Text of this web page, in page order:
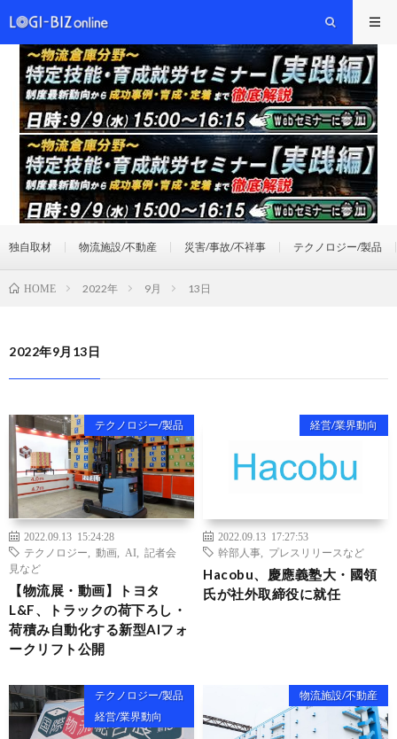
独自取材 物流施設/不動産 災害/事故/不祥事 テクノロジー/製品
HOME 2022年 9月 13日
2022年9月13日
テクノロジー/製品
2022.09.13 15:24:28
テクノロジー
動画 AI
記者会
見など
【物流展・動画】トヨタ
L&F、トラックの荷下ろし・
荷積み自動化する新型AIフォ
ークリフト公開
経営/業界動向
2022.09.13 17:27:53
幹部人事
プレスリリースなど
Hacobu、慶應義塾大・國領
氏が社外取締役に就任
テクノロジー/製品
経営/業界動向
物流施設/不動産